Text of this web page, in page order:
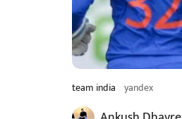
team india yandex